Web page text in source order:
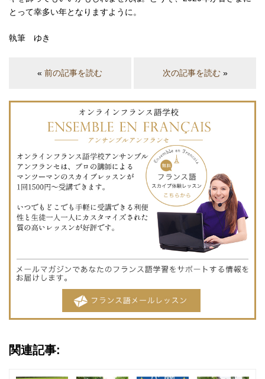
とって幸多い年となりますように。
執筆 ゆき
«前の記事を読む 次の記事を読む»
関連記事: